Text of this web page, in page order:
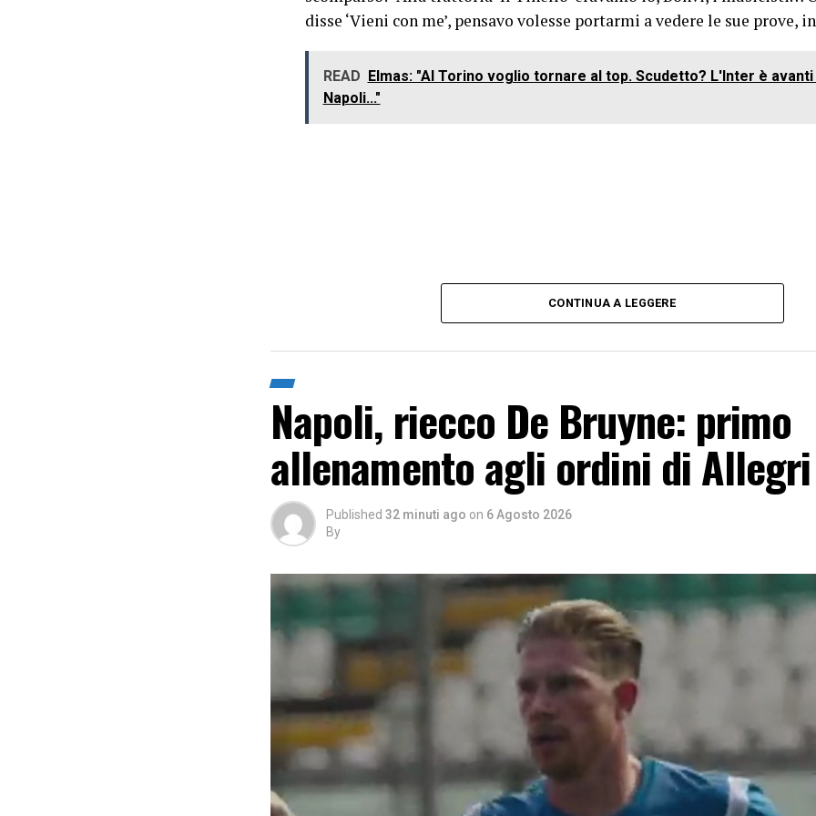
disse ‘Vieni con me’, pensavo volesse portarmi a vedere le sue prove,
READ Elmas: "Al Torino voglio tornare al top. Scudetto? L'Inter è avanti
Napoli..."
CONTINUA A LEGGERE
Napoli, riecco De Bruyne: primo
allenamento agli ordini di Allegri
Published 32 minuti ago on 6 Agosto 2026
By